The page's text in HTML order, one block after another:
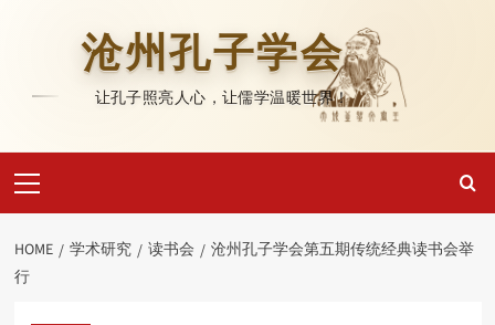
沧州孔子学会
让孔子照亮人心，让儒学温暖世界！
Menu
HOME 学术研究 读书会
沧州孔子学会第五期传统经典读书会举
行